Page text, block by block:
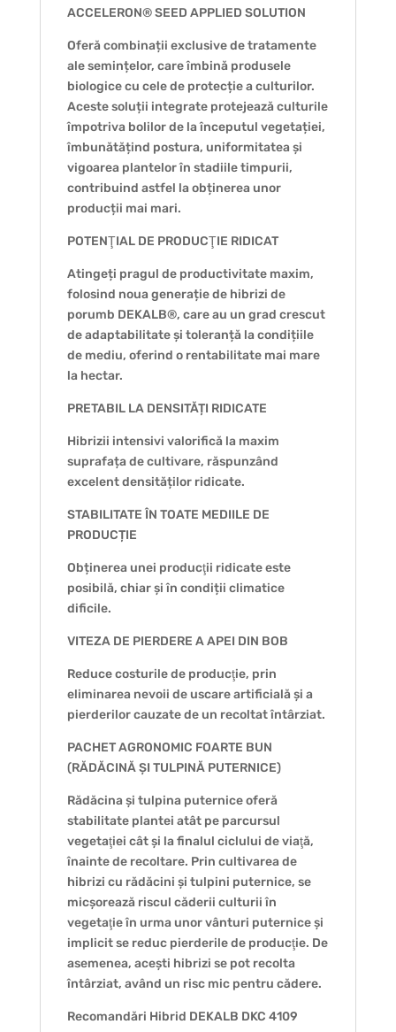
ACCELERON® SEED APPLIED SOLUTION
Oferă combinații exclusive de tratamente
ale semințelor, care îmbină produsele
biologice cu cele de protecție a culturilor.
Aceste soluții integrate protejează culturile
împotriva bolilor de la începutul vegetației,
îmbunătățind postura, uniformitatea și
vigoarea plantelor în stadiile timpurii,
contribuind astfel la obținerea unor
producții mai mari.
POTENŢIAL DE PRODUCŢIE RIDICAT
Atingeți pragul de productivitate maxim,
folosind noua generație de hibrizi de
porumb DEKALB®, care au un grad crescut
de adaptabilitate și toleranță la condițiile
de mediu, oferind o rentabilitate mai mare
la hectar.
PRETABIL LA DENSITĂȚI RIDICATE
Hibrizii intensivi valorifică la maxim
suprafața de cultivare, răspunzând
excelent densităților ridicate.
STABILITATE ÎN TOATE MEDIILE DE
PRODUCȚIE
Obținerea unei producţii ridicate este
posibilă, chiar și în condiții climatice
dificile.
VITEZA DE PIERDERE A APEI DIN BOB
Reduce costurile de producţie, prin
eliminarea nevoii de uscare artificială și a
pierderilor cauzate de un recoltat întârziat.
PACHET AGRONOMIC FOARTE BUN
(RĂDĂCINĂ ȘI TULPINĂ PUTERNICE)
Rădăcina și tulpina puternice oferă
stabilitate plantei atât pe parcursul
vegetaţiei cât și la finalul ciclului de viaţă,
înainte de recoltare. Prin cultivarea de
hibrizi cu rădăcini și tulpini puternice, se
micșorează riscul căderii culturii în
vegetaţie în urma unor vânturi puternice și
implicit se reduc pierderile de producţie. De
asemenea, acești hibrizi se pot recolta
întârziat, având un risc mic pentru cădere.
Recomandări Hibrid DEKALB DKC 4109